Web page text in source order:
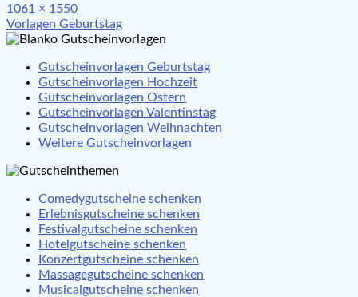
Full
size
1061 × 1550
Beitragsnavigation
Vorlagen Geburtstag
Gutscheinvorlagen Geburtstag
Gutscheinvorlagen Hochzeit
Gutscheinvorlagen Ostern
Gutscheinvorlagen Valentinstag
Gutscheinvorlagen Weihnachten
Weitere Gutscheinvorlagen
Comedygutscheine schenken
Erlebnisgutscheine schenken
Festivalgutscheine schenken
Hotelgutscheine schenken
Konzertgutscheine schenken
Massagegutscheine schenken
Musicalgutscheine schenken